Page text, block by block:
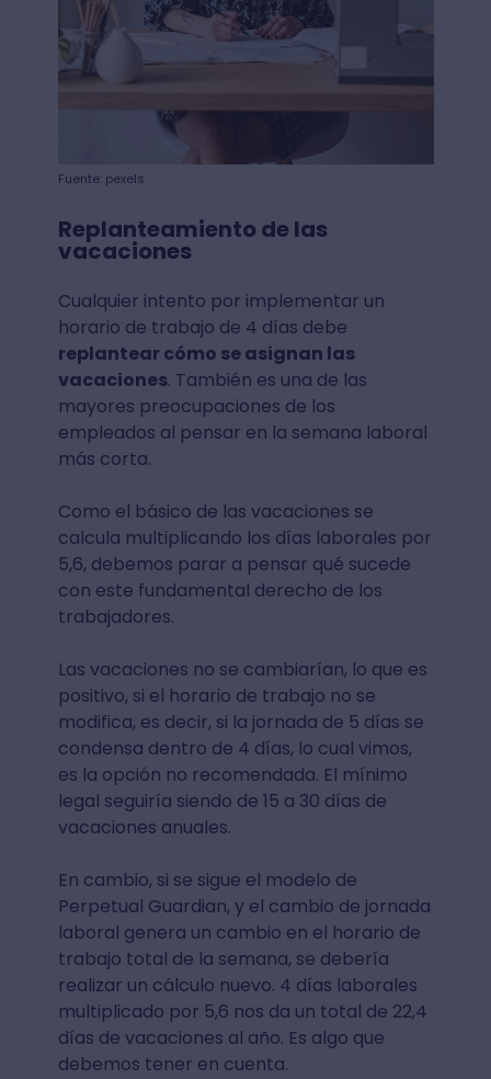
Fuente: pexels
Replanteamiento de las
vacaciones
Cualquier intento por implementar un
horario de trabajo de 4 días debe
replantear cómo se asignan las
vacaciones. También es una de las
mayores preocupaciones de los
empleados al pensar en la semana laboral
más corta.
Como el básico de las vacaciones se
calcula multiplicando los días laborales por
5,6, debemos parar a pensar qué sucede
con este fundamental derecho de los
trabajadores.
Las vacaciones no se cambiarían, lo que es
positivo, si el horario de trabajo no se
modifica, es decir, si la jornada de 5 días se
condensa dentro de 4 días, lo cual vimos,
es la opción no recomendada. El mínimo
legal seguiría siendo de 15 a 30 días de
vacaciones anuales.
En cambio, si se sigue el modelo de
Perpetual Guardian, y el cambio de jornada
laboral genera un cambio en el horario de
trabajo total de la semana, se debería
realizar un cálculo nuevo. 4 días laborales
multiplicado por 5,6 nos da un total de 22,4
días de vacaciones al año. Es algo que
debemos tener en cuenta.